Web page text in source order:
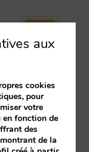
intégrons-
aux
cookies
pour
votre
fonction de
des
de la